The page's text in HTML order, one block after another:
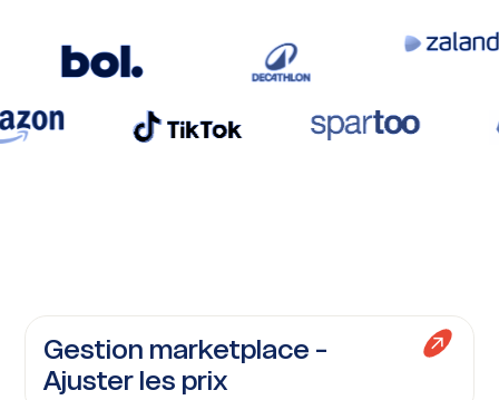
Gestion marketplace -
Ajuster les prix